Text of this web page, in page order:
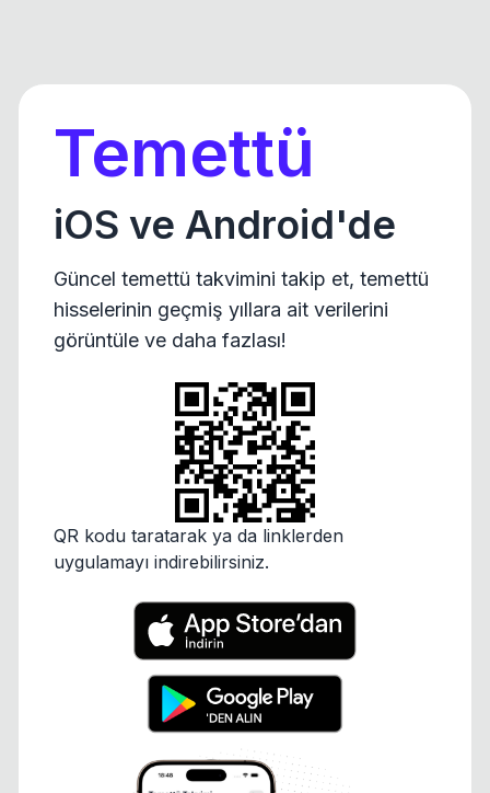
Temettü
iOS ve Android'de
Güncel temettü takvimini takip et, temettü
hisselerinin geçmiş yıllara ait verilerini
görüntüle ve daha fazlası!
QR kodu taratarak ya da linklerden
uygulamayı indirebilirsiniz.